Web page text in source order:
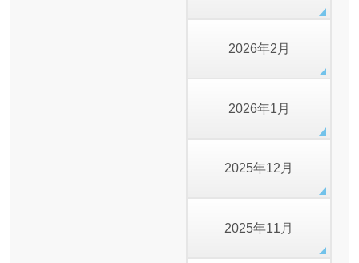
2026年2月
2026年1月
2025年12月
2025年11月